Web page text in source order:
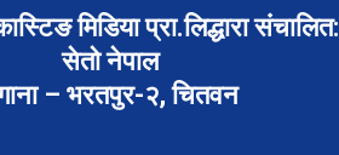
मिडिया प्रा.लिद्धारा संचालित:
सेतो नेपाल
– भरतपुर-२, चितवन